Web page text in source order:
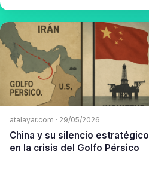
atalayar.com · 29/05/2026
China y su silencio estratégico
en la crisis del Golfo Pérsico